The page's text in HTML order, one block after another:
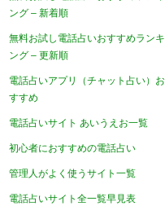
ング – 新着順
無料お試し電話占いおすすめランキ
ング – 更新順
電話占いアプリ（チャット占い）お
すすめ
電話占いサイト あいうえお一覧
初心者におすすめの電話占い
管理人がよく使うサイト一覧
電話占いサイト全一覧早見表